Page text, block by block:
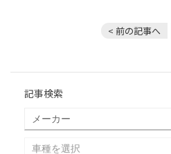
< 前の記事へ
記事検索